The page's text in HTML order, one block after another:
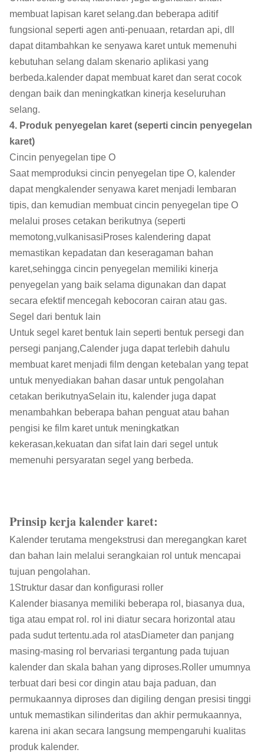
membuat lapisan karet selang.dan beberapa aditif
fungsional seperti agen anti-penuaan, retardan api, dll
dapat ditambahkan ke senyawa karet untuk memenuhi
kebutuhan selang dalam skenario aplikasi yang
berbeda.kalender dapat membuat karet dan serat cocok
dengan baik dan meningkatkan kinerja keseluruhan
selang.
4. Produk penyegelan karet (seperti cincin penyegelan
karet)
Cincin penyegelan tipe O
Saat memproduksi cincin penyegelan tipe O, kalender
dapat mengkalender senyawa karet menjadi lembaran
tipis, dan kemudian membuat cincin penyegelan tipe O
melalui proses cetakan berikutnya (seperti
memotong,vulkanisasiProses kalendering dapat
memastikan kepadatan dan keseragaman bahan
karet,sehingga cincin penyegelan memiliki kinerja
penyegelan yang baik selama digunakan dan dapat
secara efektif mencegah kebocoran cairan atau gas.
Segel dari bentuk lain
Untuk segel karet bentuk lain seperti bentuk persegi dan
persegi panjang,Calender juga dapat terlebih dahulu
membuat karet menjadi film dengan ketebalan yang tepat
untuk menyediakan bahan dasar untuk pengolahan
cetakan berikutnyaSelain itu, kalender juga dapat
menambahkan beberapa bahan penguat atau bahan
pengisi ke film karet untuk meningkatkan
kekerasan,kekuatan dan sifat lain dari segel untuk
memenuhi persyaratan segel yang berbeda.
Prinsip kerja kalender karet:
Kalender terutama mengekstrusi dan meregangkan karet
dan bahan lain melalui serangkaian rol untuk mencapai
tujuan pengolahan.
1Struktur dasar dan konfigurasi roller
Kalender biasanya memiliki beberapa rol, biasanya dua,
tiga atau empat rol. rol ini diatur secara horizontal atau
pada sudut tertentu.ada rol atasDiameter dan panjang
masing-masing rol bervariasi tergantung pada tujuan
kalender dan skala bahan yang diproses.Roller umumnya
terbuat dari besi cor dingin atau baja paduan, dan
permukaannya diproses dan digiling dengan presisi tinggi
untuk memastikan silinderitas dan akhir permukaannya,
karena ini akan secara langsung mempengaruhi kualitas
produk kalender.